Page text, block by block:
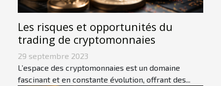
Les risques et opportunités du
trading de cryptomonnaies
29 septembre 2023
L’espace des cryptomonnaies est un domaine
fascinant et en constante évolution, offrant des...